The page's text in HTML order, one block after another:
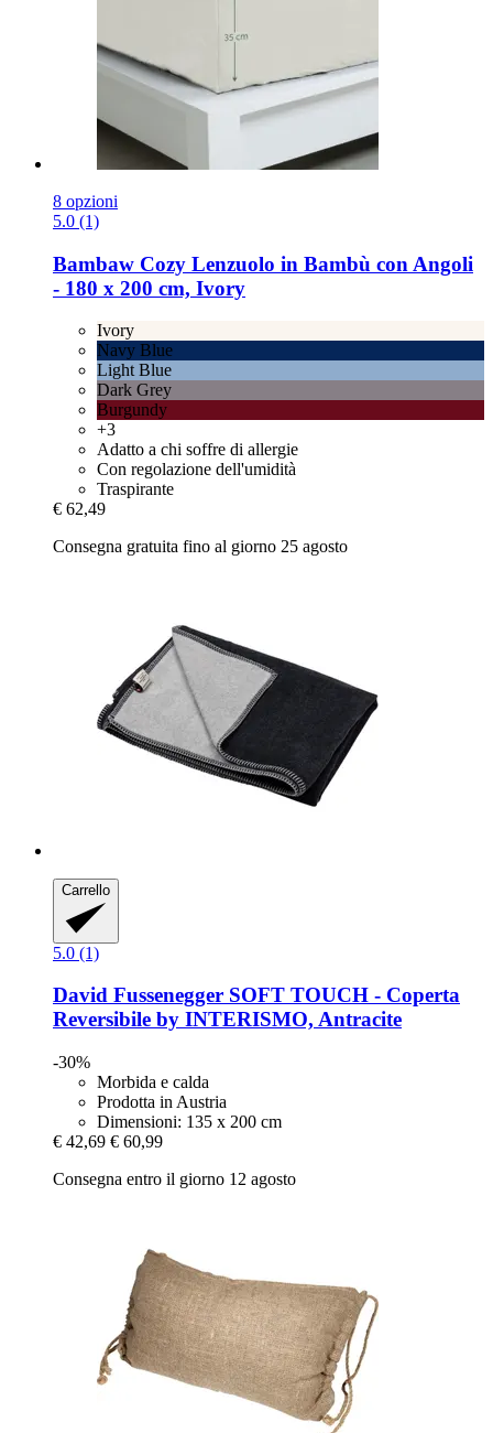
8 opzioni
5.0 (1)
Bambaw Cozy Lenzuolo in Bambù con Angoli
-​ 180 x 200 cm, Ivory
Ivory
Navy Blue
Light Blue
Dark Grey
Burgundy
+3
Adatto a chi soffre di allergie
Con regolazione dell'umidità
Traspirante
€ 62,49
Consegna gratuita fino al giorno 25 agosto
Carrello
5.0 (1)
David Fussenegger SOFT TOUCH -​ Coperta
Reversibile by INTERISMO, Antracite
-30%
Morbida e calda
Prodotta in Austria
Dimensioni: 135 x 200 cm
€ 42,69 € 60,99
Consegna entro il giorno 12 agosto